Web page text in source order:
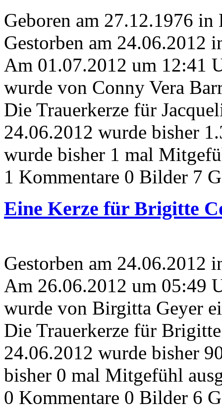
Geboren am 27.12.1976 in
Gestorben am 24.06.2012
Am 01.07.2012 um 12:41
wurde von Conny Vera
Die Trauerkerze für
24.06.2012 wurde bisher
wurde bisher 1 mal
1 Kommentare 0 Bilder 7
Eine Kerze für Brigitte
Gestorben am 24.06.2012
Am 26.06.2012 um 05:49
wurde von Birgitta Geyer
Die Trauerkerze für
24.06.2012 wurde bisher
bisher 0 mal Mitgefühl
0 Kommentare 0 Bilder 6